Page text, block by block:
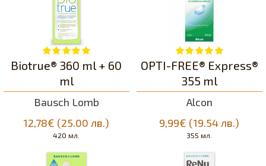
Bausch Lomb
Biotrue® 360 ml + 60
ml
12,78€ (25.00 лв.)
420 мл.
Alcon
OPTI-FREE® Express®
355 ml
9,99€ (19.54 лв.)
355 мл.